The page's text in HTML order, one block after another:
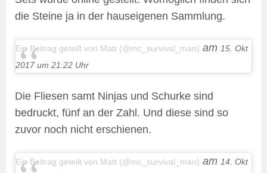
die Steine ja in der hauseigenen Sammlung.
Ein Beitrag geteilt von Matt (@mc_survival_man) am 15. Okt
2017 um 21:22 Uhr
Die Fliesen samt Ninjas und Schurke sind
bedruckt, fünf an der Zahl. Und diese sind so
zuvor noch nicht erschienen.
Ein Beitrag geteilt von Matt (@mc_survival_man) am 14. Okt